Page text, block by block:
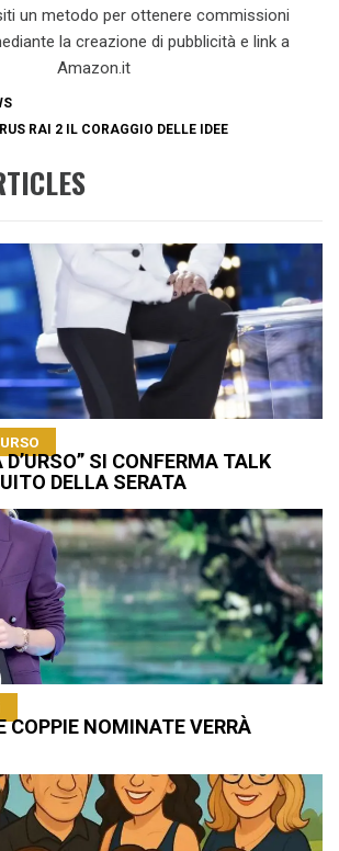
un metodo per ottenere commissioni
la creazione di pubblicità e link a
Amazon.it
RAI 2 IL CORAGGIO DELLE IDEE
SI CONFERMA TALK
DELLA SERATA
COPPIE NOMINATE VERRÀ